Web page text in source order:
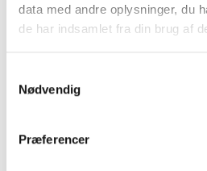
data med andre oplysninger, du
de har indsamlet fra din brug af
Nødvendig
Præferencer
Vægt (brutto): 9,7
Vægt (netto):
Sælges i pakker á: